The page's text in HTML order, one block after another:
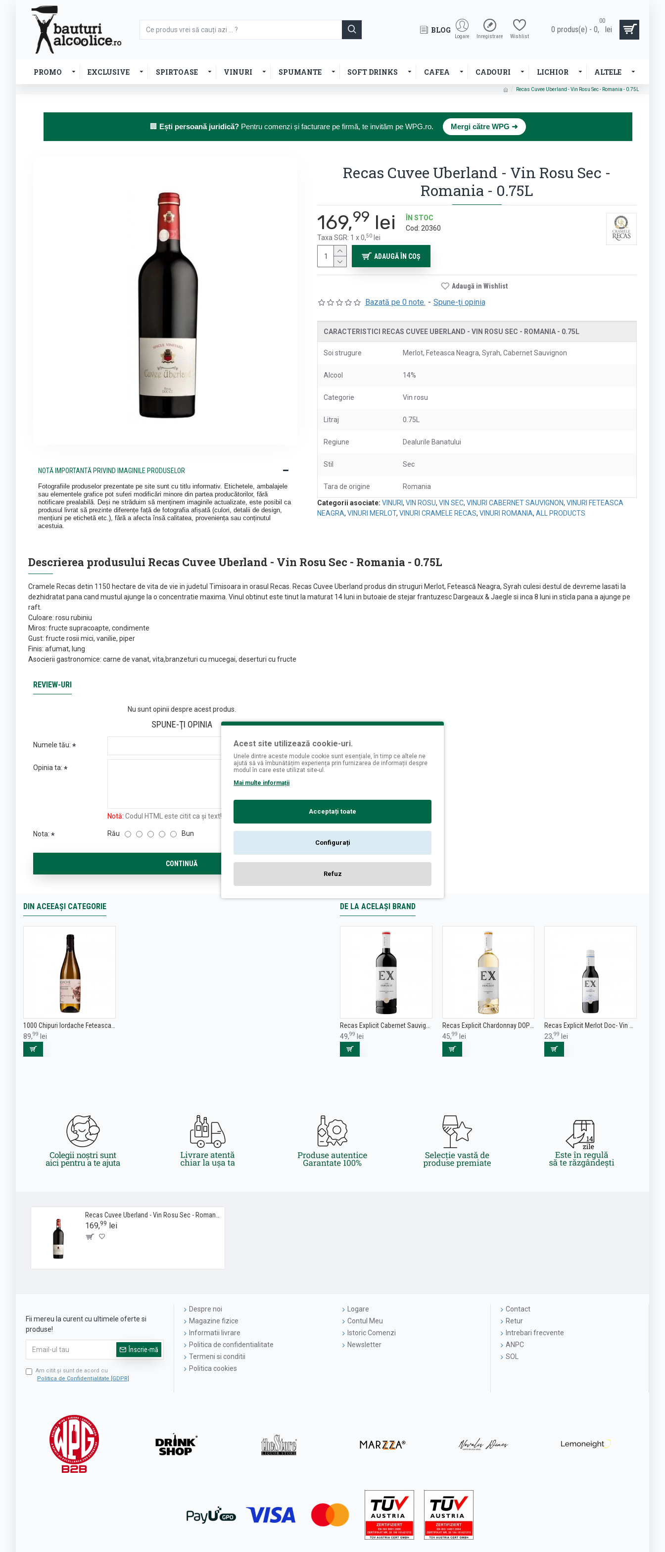
BLOG
Logare Inregistrare Wishlist
0 produs(e) - 0,
00
lei
PROMO EXCLUSIVE SPIRTOASE VINURI SPUMANTE SOFT DRINKS CAFEA CADOURI LICHIOR ALTELE
Recas Cuvee Uberland - Vin Rosu Sec - Romania - 0.75L
🏢 Ești persoană juridică? Pentru comenzi și facturare pe firmă, te invităm pe WPG.ro. Mergi către WPG ➜
NOTĂ IMPORTANTĂ PRIVIND IMAGINILE PRODUSELOR
Fotografiile produselor prezentate pe site sunt cu titlu informativ. Etichetele, ambalajele
sau elementele grafice pot suferi modificări minore din partea producătorilor, fără
notificare prealabilă. Deși ne străduim să menținem imaginile actualizate, este posibil ca
produsul livrat să prezinte diferențe față de fotografia afișată (culori, detalii de design,
mențiuni pe etichetă etc.), fără a afecta însă calitatea, proveniența sau conținutul
acestuia.
Recas Cuvee Uberland - Vin Rosu Sec -
Romania - 0.75L
Bazată pe 0 note. - Spune-ţi opinia
169,99 lei
Taxa SGR: 1 x 0,50lei
ÎN STOC
Cod: 20360
ADAUGĂ ÎN COŞ
Adaugă in Wishlist
CARACTERISTICI RECAS CUVEE UBERLAND - VIN ROSU SEC - ROMANIA - 0.75L
Soi strugure Merlot, Feteasca Neagra, Syrah, Cabernet Sauvignon
Alcool 14%
Categorie Vin rosu
Litraj 0.75L
Regiune Dealurile Banatului
Stil Sec
Tara de origine Romania
Categorii asociate: VINURI , VIN ROSU, VIN SEC, VINURI CABERNET SAUVIGNON, VINURI FETEASCA
NEAGRA, VINURI MERLOT, VINURI CRAMELE RECAS, VINURI ROMANIA, ALL PRODUCTS
Descrierea produsului Recas Cuvee Uberland - Vin Rosu Sec - Romania - 0.75L
Cramele Recas detin 1150 hectare de vita de vie in judetul Timisoara in orasul Recas. Recas Cuvee Uberland produs din struguri Merlot, Fetească Neagra, Syrah culesi destul de devreme lasati la
dezhidratat pana cand mustul ajunge la o concentratie maxima. Vinul obtinut este tinut la maturat 14 luni in butoaie de stejar frantuzesc Dargeaux & Jaegle si inca 8 luni in sticla pana a ajunge pe
raft.
Culoare: rosu rubiniu
Miros: fructe supracoapte, condimente
Gust: fructe rosii mici, vanilie, piper
Finis: afumat, lung
Asocierii gastronomice: carne de vanat, vita,branzeturi cu mucegai, deserturi cu fructe
REVIEW-URI
Nu sunt opinii despre acest produs.
SPUNE-ŢI OPINIA
Numele tău:
Opinia ta:
Notă: Codul HTML este citit ca şi text!
Nota: Rău Bun
CONTINUĂ
DIN ACEEAȘI CATEGORIE
89,99 lei
DE LA ACELAȘI BRAND
49,99 lei
45,99 lei
23,99 lei
169,99 lei
Fii mereu la curent cu ultimele oferte si
produse!
Înscrie-mă
Am citit şi sunt de acord cu
Politica de Confidențialitate [GDPR]
Despre noi
Magazine fizice
Informatii livrare
Politica de confidentialitate
Termeni si conditii
Politica cookies
Logare
Contul Meu
Istoric Comenzi
Newsletter
Contact
Retur
Intrebari frecvente
ANPC
SOL
Acest site utilizează cookie-uri.
Unele dintre aceste module cookie sunt esențiale, în timp ce altele ne
ajută să vă îmbunătățim experiența prin furnizarea de informații despre
modul în care este utilizat site-ul.
Mai multe informații
Acceptați toate
Configurați
Refuz